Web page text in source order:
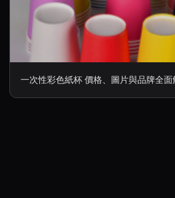
一次性彩色紙杯 價格、圖片與品牌全面